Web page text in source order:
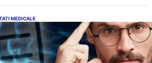
MEDICALE
dincolo de note: Semnele unui IQ
care nu țin de școală